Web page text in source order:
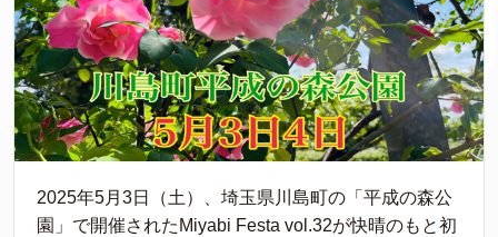
2025年5月3日（土）、埼玉県川島町の「平成の森公
園」で開催されたMiyabi Festa vol.32が快晴のもと初